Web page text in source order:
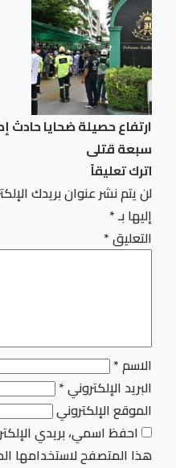
ارتفاع حصيلة ضحايا حادث
سبعة قتلى
اترك تعليقاً
لن يتم نشر عنوان بريدك
إليها بـ*
التعليق*
الاسم*
البريد الإلكتروني*
الموقع الإلكتروني
احفظ اسمي، بريدي
هذا المتصفح لاستخدامها